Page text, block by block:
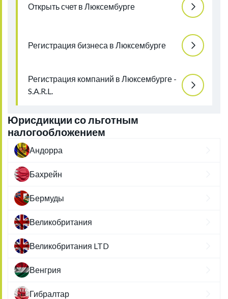
Открыть счет в Люксембурге
Регистрация бизнеса в Люксембурге
Регистрация компаний в Люксембурге -
S.A.R.L.
Юрисдикции со льготным
налогообложением
Андорра
Бахрейн
Бермуды
Великобритания
Великобритания LTD
Венгрия
Гибралтар